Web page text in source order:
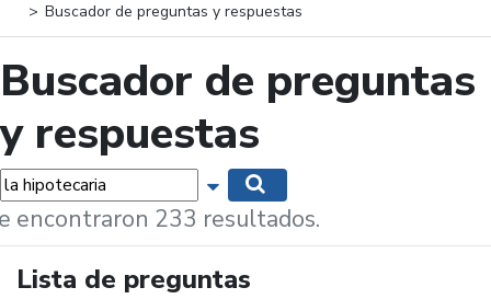
Buscador de preguntas y respuestas
Buscador de preguntas
y respuestas
Mostrar opciones de búsqueda
encontraron 233 resultados.
Lista de preguntas